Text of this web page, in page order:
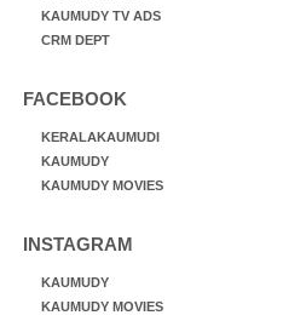
KAUMUDY TV ADS
CRM DEPT
FACEBOOK
KERALAKAUMUDI
KAUMUDY
KAUMUDY MOVIES
INSTAGRAM
KAUMUDY
KAUMUDY MOVIES